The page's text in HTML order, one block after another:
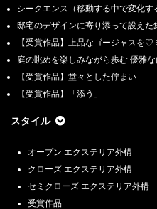
シークエンス（移動する中で変化
邸宅のデザインに寄り添って設えた
【受賞作品】上品なゴージャスを
庭の眺めを楽しみながら歩む 優雅
【受賞作品】堂々とした佇まい
【受賞作品】「添う」
スタイル
オープン エクステリア外構
クローズ エクステリア外構
セミクローズ エクステリア外構
受賞作品